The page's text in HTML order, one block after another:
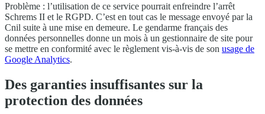
Problème : l’utilisation de ce service pourrait enfreindre l’arrêt
Schrems II et le RGPD. C’est en tout cas le message envoyé par la
Cnil suite à une mise en demeure. Le gendarme français des
données personnelles donne un mois à un gestionnaire de site pour
se mettre en conformité avec le règlement vis-à-vis de son usage de
Google Analytics.
Des garanties insuffisantes sur la
protection des données